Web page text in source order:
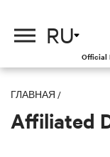
RU
Official
ГЛАВНАЯ /
Affiliated